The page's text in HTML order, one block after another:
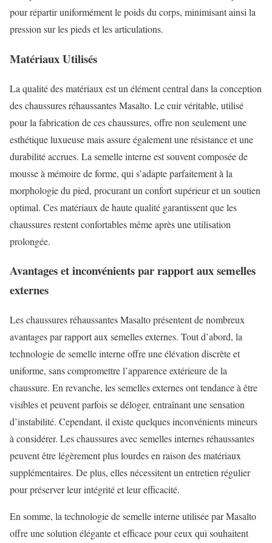
pour répartir uniformément le poids du corps, minimisant ainsi la
pression sur les pieds et les articulations.
Matériaux Utilisés
La qualité des matériaux est un élément central dans la conception
des chaussures réhaussantes Masalto. Le cuir véritable, utilisé
pour la fabrication de ces chaussures, offre non seulement une
esthétique luxueuse mais assure également une résistance et une
durabilité accrues. La semelle interne est souvent composée de
mousse à mémoire de forme, qui s’adapte parfaitement à la
morphologie du pied, procurant un confort supérieur et un soutien
optimal. Ces matériaux de haute qualité garantissent que les
chaussures restent confortables même après une utilisation
prolongée.
Avantages et inconvénients par rapport aux semelles
externes
Les chaussures réhaussantes Masalto présentent de nombreux
avantages par rapport aux semelles externes. Tout d’abord, la
technologie de semelle interne offre une élévation discrète et
uniforme, sans compromettre l’apparence extérieure de la
chaussure. En revanche, les semelles externes ont tendance à être
visibles et peuvent parfois se déloger, entraînant une sensation
d’instabilité. Cependant, il existe quelques inconvénients mineurs
à considérer. Les chaussures avec semelles internes réhaussantes
peuvent être légèrement plus lourdes en raison des matériaux
supplémentaires. De plus, elles nécessitent un entretien régulier
pour préserver leur intégrité et leur efficacité.
En somme, la technologie de semelle interne utilisée par Masalto
offre une solution élégante et efficace pour ceux qui souhaitent